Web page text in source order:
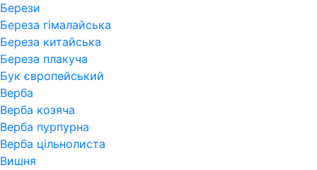
Берези
Береза гімалайська
Береза китайська
Береза плакуча
Бук європейський
Верба
Верба козяча
Верба пурпурна
Верба цільнолиста
Вишня